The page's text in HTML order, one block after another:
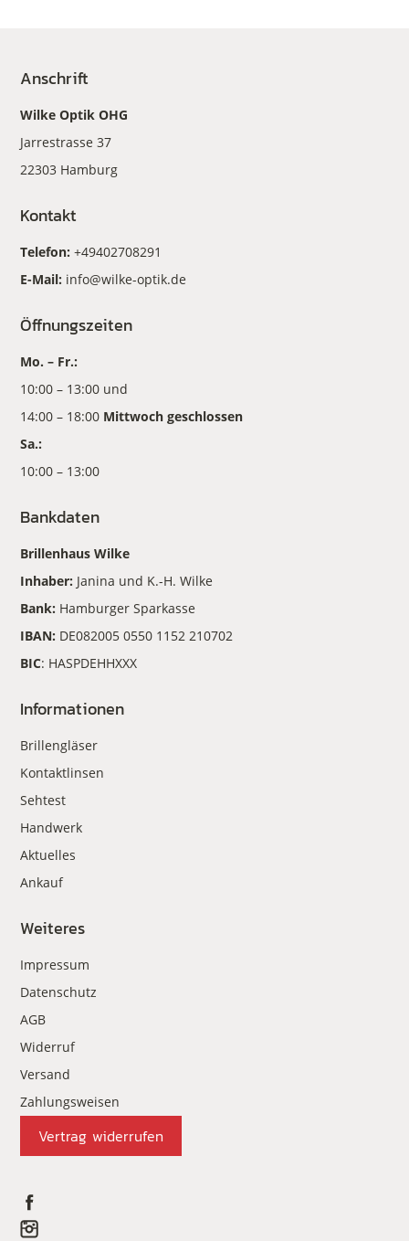
Anschrift
Wilke Optik OHG
Jarrestrasse 37
22303 Hamburg
Kontakt
Telefon:+49402708291
E-Mail: info@wilke-optik.de
Öffnungszeiten
Mo. – Fr.:
10:00 – 13:00 und
14:00 – 18:00 Mittwoch geschlossen
Sa.:
10:00 – 13:00
Bankdaten
Brillenhaus Wilke
Inhaber: Janina und K.-H. Wilke
Bank: Hamburger Sparkasse
IBAN: DE082005 0550 1152 210702
BIC: HASPDEHHXXX
Informationen
Brillengläser
Kontaktlinsen
Sehtest
Handwerk
Aktuelles
Ankauf
Weiteres
Impressum
Datenschutz
AGB
Widerruf
Versand
Zahlungsweisen
Vertrag widerrufen